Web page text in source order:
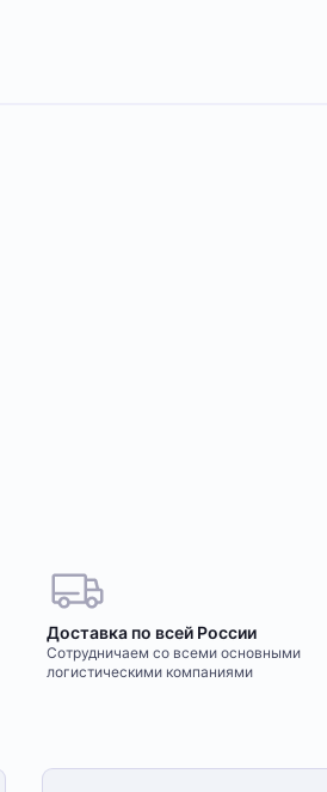
Доставка по всей России
Сотрудничаем со всеми основными
логистическими компаниями